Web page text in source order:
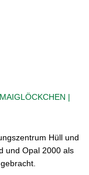
|
Hüll und
und Opal 2000 als